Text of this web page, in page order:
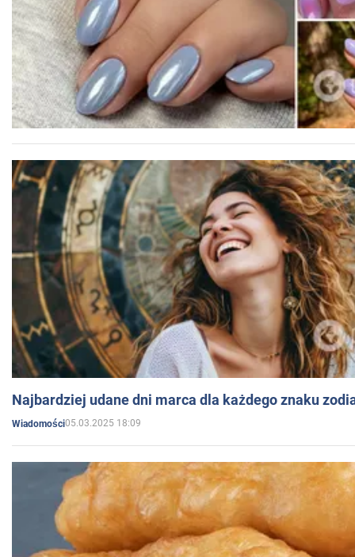
Najbardziej udane dni marca dla każdego znaku
Wiadomości05.03.2025 18:09